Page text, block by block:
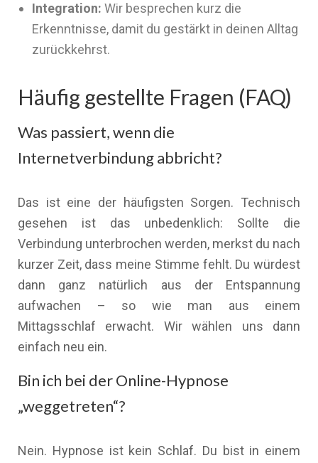
Integration: Wir besprechen kurz die
Erkenntnisse, damit du gestärkt in deinen Alltag
zurückkehrst.
Häufig gestellte Fragen (FAQ)
Was passiert, wenn die
Internetverbindung abbricht?
Das ist eine der häufigsten Sorgen. Technisch
gesehen ist das unbedenklich: Sollte die
Verbindung unterbrochen werden, merkst du nach
kurzer Zeit, dass meine Stimme fehlt. Du würdest
dann ganz natürlich aus der Entspannung
aufwachen – so wie man aus einem
Mittagsschlaf erwacht. Wir wählen uns dann
einfach neu ein.
Bin ich bei der Online-Hypnose
„weggetreten“?
Nein. Hypnose ist kein Schlaf. Du bist in einem